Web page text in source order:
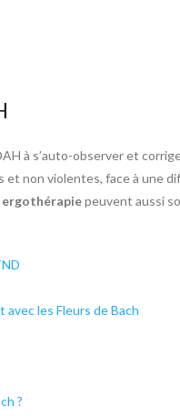
à s’auto-observer et
non violentes, face à une
ergothérapiepeuvent aussi
les Fleurs de Bach
?